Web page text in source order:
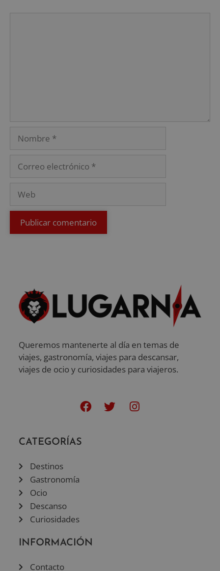
Queremos mantenerte al día en temas de
viajes, gastronomía, viajes para descansar,
viajes de ocio y curiosidades para viajeros.
CATEGORÍAS
Destinos
Gastronomía
Ocio
Descanso
Curiosidades
INFORMACIÓN
Contacto